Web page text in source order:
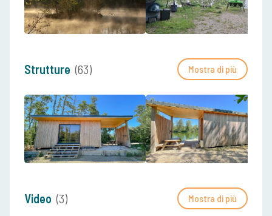
Strutture (63) Mostra di più
Video (3) Mostra di più